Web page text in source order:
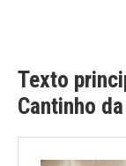
Texto
Cantinho